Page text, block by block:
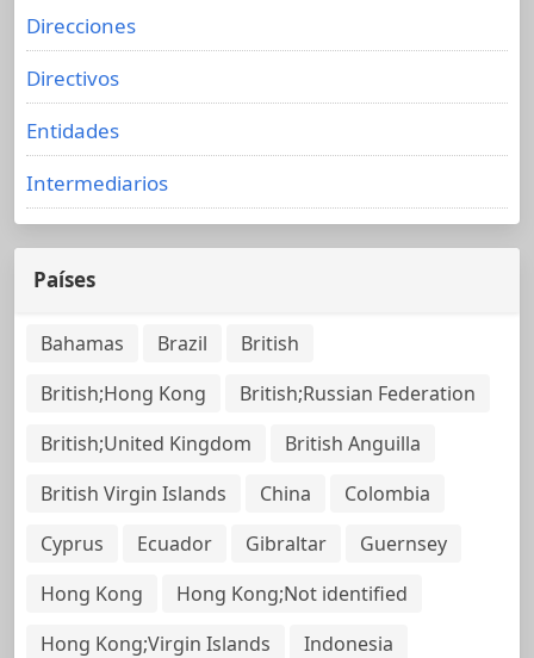
Direcciones
Directivos
Entidades
Intermediarios
Países
Bahamas Brazil
British
British;Hong Kong
British;Russian Federation
British;United Kingdom
British Anguilla
British Virgin Islands
China
Colombia
Cyprus
Ecuador Gibraltar
Guernsey
Hong Kong
Hong Kong;Not identified
Hong Kong;Virgin Islands
Indonesia